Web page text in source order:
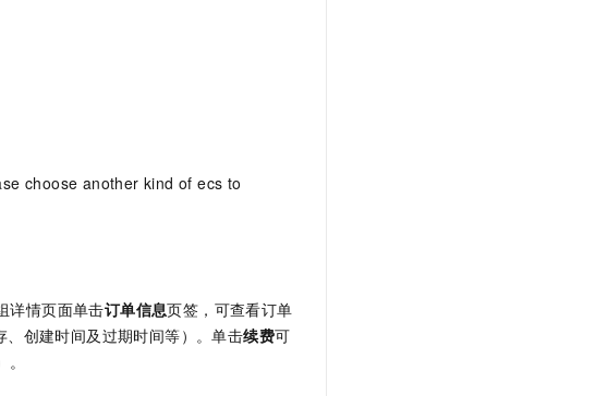
choose another kind of ecs to
详情页面单击订单信息页签，可查看订单
、创建时间及过期时间等）。单击续费可